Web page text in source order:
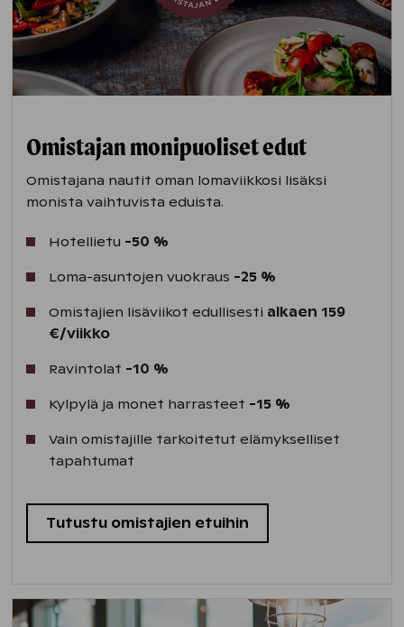
Omistajan monipuoliset edut
Omistajana nautit oman lomaviikkosi lisäksi
monista vaihtuvista eduista.
Hotellietu -50 %
Loma-asuntojen vuokraus -25 %
Omistajien lisäviikot edullisesti alkaen 159
€/viikko
Ravintolat -10 %
Kylpylä ja monet harrasteet -15 %
Vain omistajille tarkoitetut elämykselliset
tapahtumat
Tutustu omistajien etuihin